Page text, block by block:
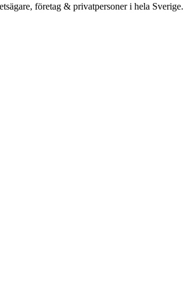
företag & privatpersoner i hela Sverige.